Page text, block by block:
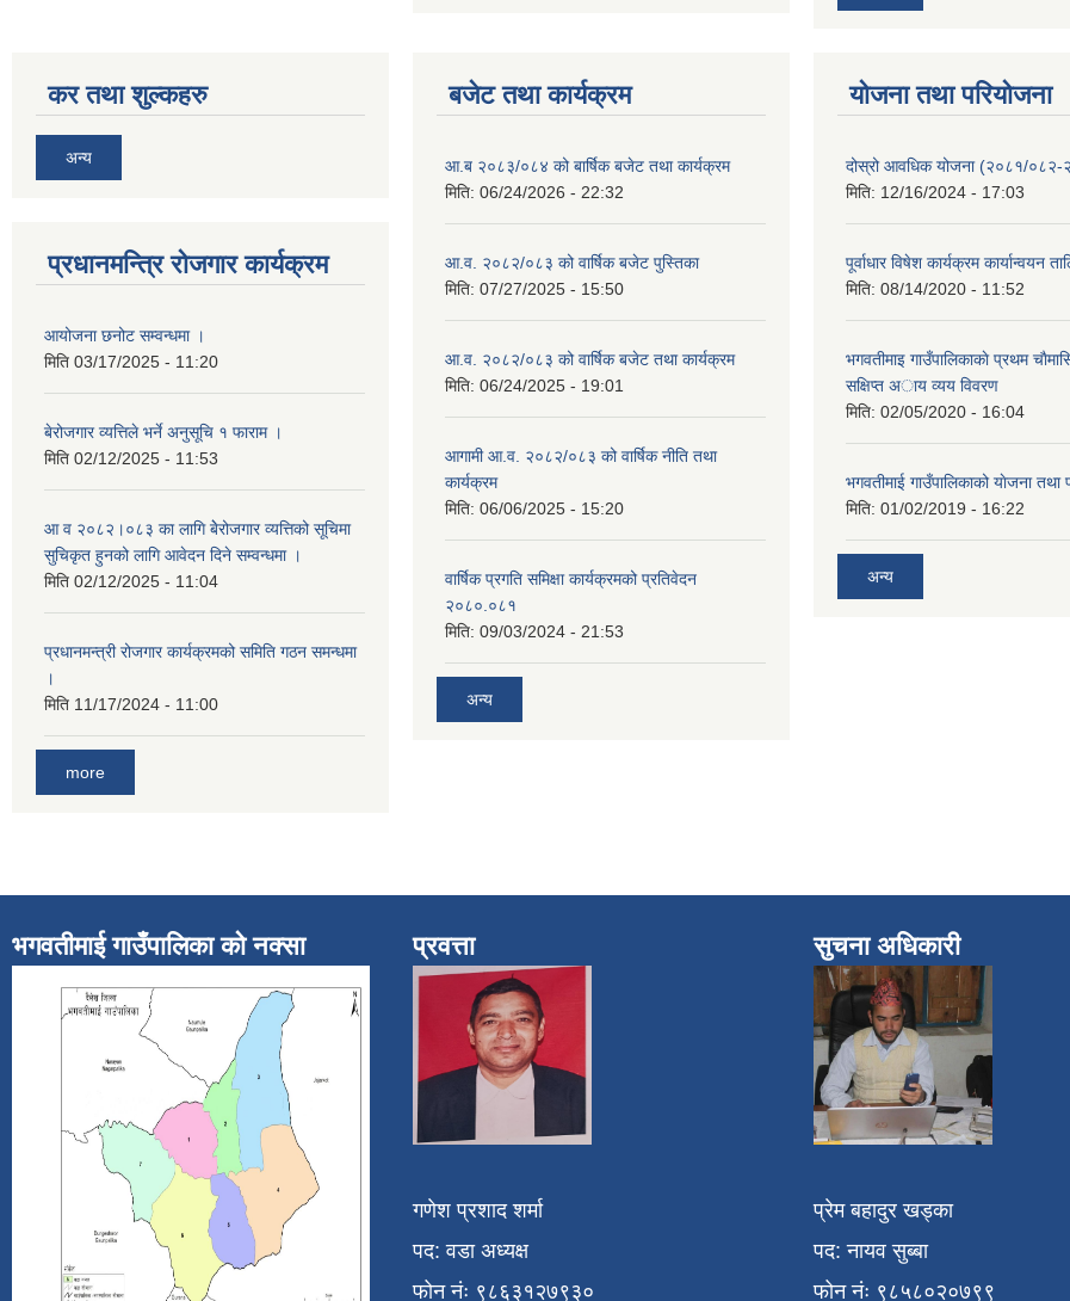
कर तथा शुल्कहरु
अन्य
प्रधानमन्त्रि रोजगार कार्यक्रम
आयोजना छनोट सम्वन्धमा ।
मिति 03/17/2025 - 11:20
बेरोजगार व्यत्तिले भर्ने अनुसूचि १ फाराम ।
मिति 02/12/2025 - 11:53
आ व २०८२।०८३ का लागि बेेरोजगार व्यत्तिको सूचिमा
सुचिकृत हुनको लागि आवेदन दिने सम्वन्धमा ।
मिति 02/12/2025 - 11:04
प्रधानमन्त्री रोजगार कार्यक्रमको समिति गठन समन्धमा
।
मिति 11/17/2024 - 11:00
more
बजेट तथा कार्यक्रम
आ.ब २०८३/०८४ को बार्षिक बजेट तथा कार्यक्रम
मिति: 06/24/2026 - 22:32
आ.व. २०८२/०८३ को वार्षिक बजेट पुस्तिका
मिति: 07/27/2025 - 15:50
आ.व. २०८२/०८३ को वार्षिक बजेट तथा कार्यक्रम
मिति: 06/24/2025 - 19:01
आगामी आ.व. २०८२/०८३ को वार्षिक नीति तथा
कार्यक्रम
मिति: 06/06/2025 - 15:20
वार्षिक प्रगति समिक्षा कार्यक्रमको प्रतिवेदन
२०८०.०८१
मिति: 09/03/2024 - 21:53
अन्य
योजना तथा परियोजना
दोस्रो आवधिक योजना (२०८१/
मिति: 12/16/2024 - 17:03
पूर्वाधार विषेश कार्यक्रम कार्यान्वयन
मिति: 08/14/2020 - 11:52
भगवतीमाइ गाउँपालिकाकाे प्रथम
सक्षिप्त अाय व्यय विवरण
मिति: 02/05/2020 - 16:04
भगवतीमाई गाउँपालिकाको याेजना तथा
मिति: 01/02/2019 - 16:22
अन्य
भगवतीमाई गाउँपालिका को नक्सा प्रवत्ता
गणेश प्रशाद शर्मा
पद: वडा अध्यक्ष
फोन नंः ९८६३१२७९३०
सुचना अधिकारी
प्रेम बहादुर खड्का
पद: नायव सुब्बा
फोन नंः ९८५८०२०७९९